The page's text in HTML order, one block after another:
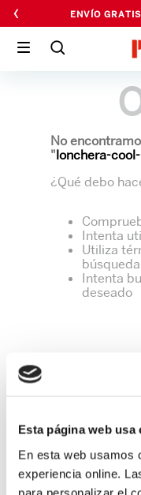
Esta página web usa
En esta web usamos
experiencia online.
para personalizar el
‹ ENVÍO
No
"lonchera-
¿Qué debo
Intenta
Utiliza
búsqueda
Intenta
deseado